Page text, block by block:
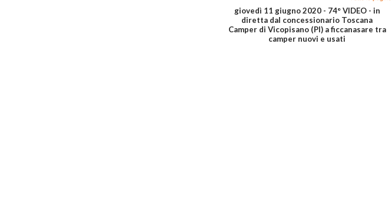
giovedì 11 giugno 2020 - 74° VIDEO - in
diretta dal concessionario Toscana
Camper di Vicopisano (PI) a ficcanasare tra
camper nuovi e usati